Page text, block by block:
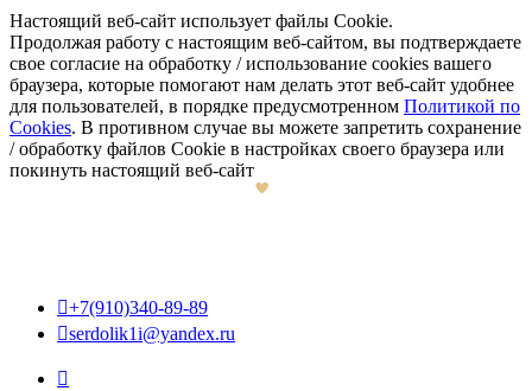
Настоящий веб-сайт использует файлы Cookie.
Продолжая работу с настоящим веб-сайтом, вы подтверждаете
свое согласие на обработку / использование cookies вашего
браузера, которые помогают нам делать этот веб-сайт удобнее
для пользователей, в порядке предусмотренном Политикой по
Cookies. В противном случае вы можете запретить сохранение
/ обработку файлов Cookie в настройках своего браузера или
покинуть настоящий веб-сайт
+7(910)340-89-89
serdolik1i@yandex.ru
